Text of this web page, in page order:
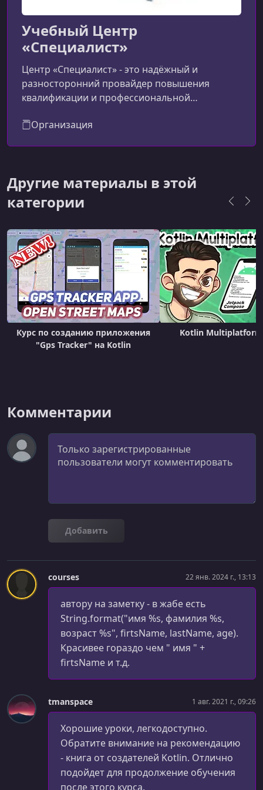
Учебный Центр
«Специалист»
Центр «Специалист» - это надёжный и
разносторонний провайдер повышения
квалификации и профессиональной
программной линейкой, профессиональными
Идеален для тех, кто планирует освоить новую
сертификаты и официально закрепить свои
Организация
Другие материалы в этой
категории
Курс по созданию приложения
"Gps Tracker" на Kotlin
Kotlin
Комментарии
Комментарий
Добавить
courses 22 янв. 2024 г., 13:13
автору на заметку - в жабе есть
String.format("имя %s, фамилия %s,
возраст %s", firtsName, lastName, age).
Красивее гораздо чем " имя " +
firtsName и т.д.
tmanspace 1 авг. 2021 г., 09:26
Хорошие уроки, легкодоступно.
Обратите внимание на рекомендацию
- книга от создателей Kotlin. Отлично
подойдет для продолжение обучения
после этого курса.